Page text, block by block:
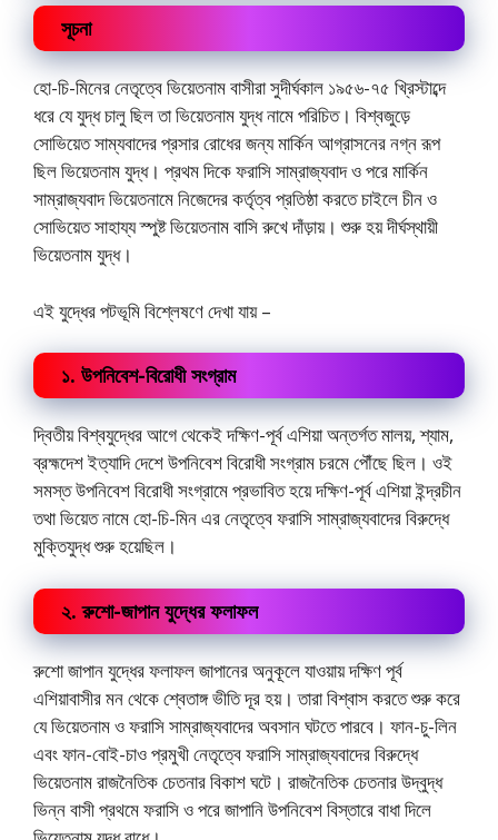
সূচনা
হো-চি-মিনের নেতৃত্বে ভিয়েতনাম বাসীরা সুদীর্ঘকাল ১৯৫৬-৭৫ খ্রিস্টাব্দে
ধরে যে যুদ্ধ চালু ছিল তা ভিয়েতনাম যুদ্ধ নামে পরিচিত। বিশ্বজুড়ে
সোভিয়েত সাম্যবাদের প্রসার রোধের জন্য মার্কিন আগ্রাসনের নগ্ন রূপ
ছিল ভিয়েতনাম যুদ্ধ। প্রথম দিকে ফরাসি সাম্রাজ্যবাদ ও পরে মার্কিন
সাম্রাজ্যবাদ ভিয়েতনামে নিজেদের কর্তৃত্ব প্রতিষ্ঠা করতে চাইলে চীন ও
সোভিয়েত সাহায্য স্পুষ্ট ভিয়েতনাম বাসি রুখে দাঁড়ায়। শুরু হয় দীর্ঘস্থায়ী
ভিয়েতনাম যুদ্ধ।
এই যুদ্ধের পটভূমি বিশ্লেষণে দেখা যায় –
১. উপনিবেশ-বিরোধী সংগ্রাম
দ্বিতীয় বিশ্বযুদ্ধের আগে থেকেই দক্ষিণ-পূর্ব এশিয়া অন্তর্গত মালয়, শ্যাম,
ব্রহ্মদেশ ইত্যাদি দেশে উপনিবেশ বিরোধী সংগ্রাম চরমে পৌঁছে ছিল। ওই
সমস্ত উপনিবেশ বিরোধী সংগ্রামে প্রভাবিত হয়ে দক্ষিণ-পূর্ব এশিয়া ইন্দ্রচীন
তথা ভিয়েত নামে হো-চি-মিন এর নেতৃত্বে ফরাসি সাম্রাজ্যবাদের বিরুদ্ধে
মুক্তিযুদ্ধ শুরু হয়েছিল।
২. রুশো-জাপান যুদ্ধের ফলাফল
রুশো জাপান যুদ্ধের ফলাফল জাপানের অনুকূলে যাওয়ায় দক্ষিণ পূর্ব
এশিয়াবাসীর মন থেকে শ্বেতাঙ্গ ভীতি দূর হয়। তারা বিশ্বাস করতে শুরু করে
যে ভিয়েতনাম ও ফরাসি সাম্রাজ্যবাদের অবসান ঘটতে পারবে। ফান-চু-লিন
এবং ফান-বোই-চাও প্রমুখী নেতৃত্বে ফরাসি সাম্রাজ্যবাদের বিরুদ্ধে
ভিয়েতনাম রাজনৈতিক চেতনার বিকাশ ঘটে। রাজনৈতিক চেতনার উদ্বুদ্ধ
ভিন্ন বাসী প্রথমে ফরাসি ও পরে জাপানি উপনিবেশ বিস্তারে বাধা দিলে